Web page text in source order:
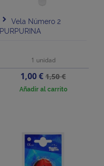
Vela Número 2
PURPURINA
1 unidad
Precio
1,00 €Precio
base
1,50 €
Añadir al carrito